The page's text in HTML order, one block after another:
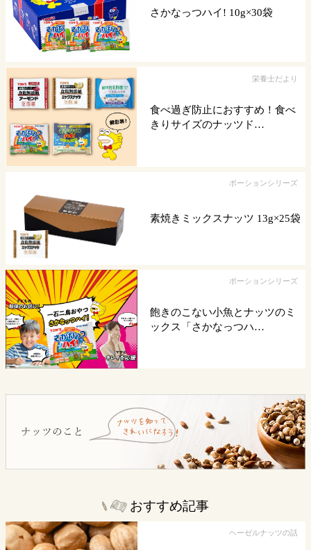
さかなっつハイ! 10g×30袋
栄養士だより
食べ過ぎ防止におすすめ！食べ
きりサイズのナッツド…
ポーションシリーズ
素焼きミックスナッツ 13g×25袋
ポーションシリーズ
飽きのこない小魚とナッツのミ
ックス「さかなっつハ…
おすすめ記事
ヘーゼルナッツの話